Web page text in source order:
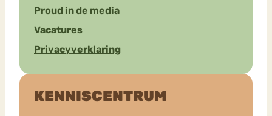
Proud in de media
Vacatures
Privacyverklaring
KENNISCENTRUM